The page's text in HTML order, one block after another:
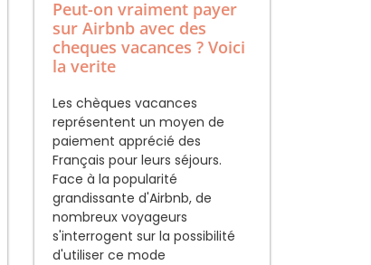
Peut-on vraiment payer
sur Airbnb avec des
cheques vacances ? Voici
la verite
Les chèques vacances
représentent un moyen de
paiement apprécié des
Français pour leurs séjours.
Face à la popularité
grandissante d'Airbnb, de
nombreux voyageurs
s'interrogent sur la possibilité
d'utiliser ce mode